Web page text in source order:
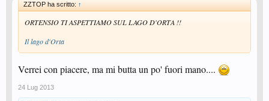
ZZTOP ha scritto: ↑
ORTENSIO TI ASPETTIAMO SUL LAGO D'ORTA !!
Il lago d'Orta
Verrei con piacere, ma mi butta un po' fuori mano....
24 Lug 2013